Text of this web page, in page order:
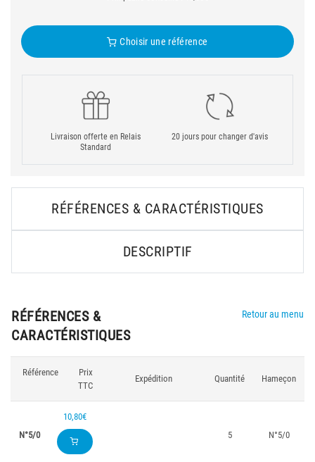
Choisir une référence
Livraison offerte en Relais
Standard
20 jours pour changer d'avis
RÉFÉRENCES & CARACTÉRISTIQUES
DESCRIPTIF
RÉFÉRENCES &
CARACTÉRISTIQUES
Retour au menu
Référence
Prix
TTC
Expédition Quantité Hameçon
N°5/0
10,80€
5
N°5/0